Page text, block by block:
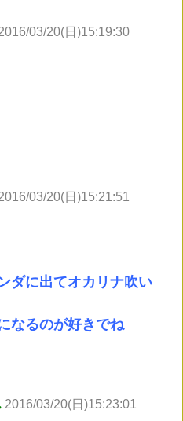
03/20(日)15:19:30
03/20(日)15:21:51
ダに出てオカリナ吹い
なるのが好きでね
2016/03/20(日)15:23:01